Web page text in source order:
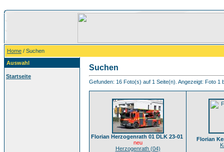
Home / Suchen
Auswahl
Startseite
Suchen
Gefunden: 16 Foto(s) auf 1 Seite(n). Angezeigt: Foto 1
Florian Herzogenrath 01 DLK 23-01
neu
Herzogenrath (04)
Florian